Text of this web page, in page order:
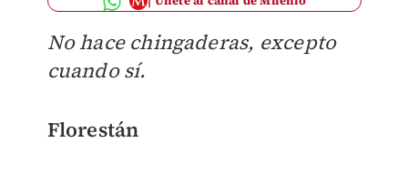
No hace chingaderas, excepto
cuando sí.
Florestán